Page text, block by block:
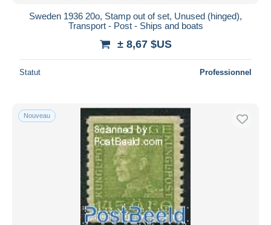
Sweden 1936 20o, Stamp out of set, Unused (hinged),
Transport - Post - Ships and boats
± 8,67 $US
Statut Professionnel
Nouveau